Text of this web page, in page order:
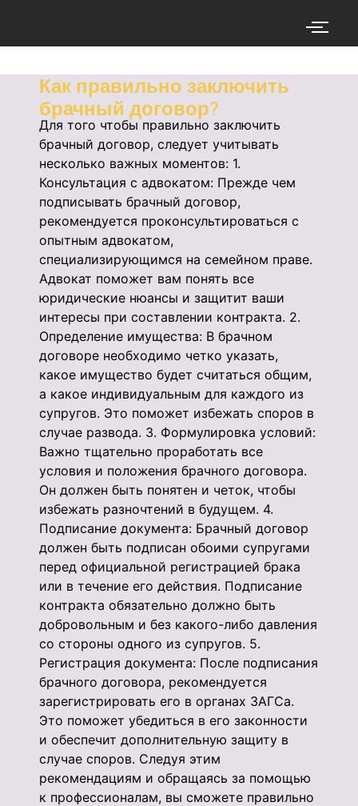
Как правильно заключить
брачный договор?
Для того чтобы правильно заключить
брачный договор, следует учитывать
несколько важных моментов: 1.
Консультация с адвокатом: Прежде чем
подписывать брачный договор,
рекомендуется проконсультироваться с
опытным адвокатом,
специализирующимся на семейном праве.
Адвокат поможет вам понять все
юридические нюансы и защитит ваши
интересы при составлении контракта. 2.
Определение имущества: В брачном
договоре необходимо четко указать,
какое имущество будет считаться общим,
а какое индивидуальным для каждого из
супругов. Это поможет избежать споров в
случае развода. 3. Формулировка условий:
Важно тщательно проработать все
условия и положения брачного договора.
Он должен быть понятен и четок, чтобы
избежать разночтений в будущем. 4.
Подписание документа: Брачный договор
должен быть подписан обоими супругами
перед официальной регистрацией брака
или в течение его действия. Подписание
контракта обязательно должно быть
добровольным и без какого-либо давления
со стороны одного из супругов. 5.
Регистрация документа: После подписания
брачного договора, рекомендуется
зарегистрировать его в органах ЗАГСа.
Это поможет убедиться в его законности
и обеспечит дополнительную защиту в
случае споров. Следуя этим
рекомендациям и обращаясь за помощью
к профессионалам, вы сможете правильно